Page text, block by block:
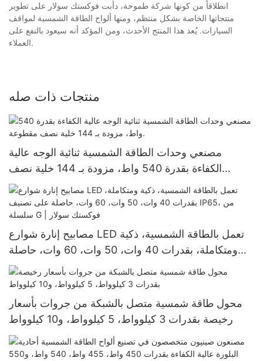
انطلاقاً من كونها شركة طموحة، دأبت فوكستك سولار على تطوير
منتجاتها الخاصة بشكل منتظم، ومنها ألواح الطاقة الشمسية لمواقف
السيارات. يُعد هذا المنتج الأحدث، ومن المؤكد أنه سيعود بالنفع على
العملاء.
منتجات ذات صله
مصنعي وحدات الطاقة الشمسية ثنائية الوجه عالية
الكفاءة بقدرة 540 واط، مزودة بـ 144 خلية نصف
مصابيح إنارة شوارع LED تعمل بالطاقة الشمسية، ذكية
ومتكاملة، بقدرات 40 وات، 50 وات، 60 وات، حاصلة
على تصنيف IP65، من سلسلة G | فوكستك سولار
محول طاقة شمسية متصل بالشبكة من جروات بأسعار
رخيصة بقدرات 3 كيلوواط، 5 كيلوواط، و10 كيلوواط